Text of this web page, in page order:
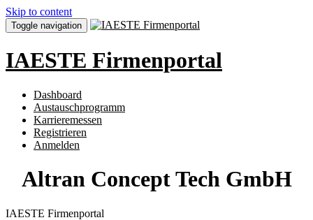
Skip to content
Toggle navigation
IAESTE Firmenportal
Dashboard
Austauschprogramm
Karrieremessen
Registrieren
Anmelden
Altran Concept Tech GmbH
IAESTE Firmenportal